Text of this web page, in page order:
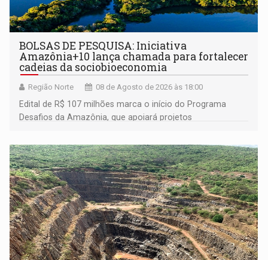
BOLSAS DE PESQUISA: Iniciativa
Amazônia+10 lança chamada para fortalecer
cadeias da sociobioeconomia
Região Norte 08 de Agosto de 2026 às 18:00
Edital de R$ 107 milhões marca o início do Programa
Desafios da Amazônia, que apoiará projetos
submissão de pré-propostas poderá ser feita até 1º de
setembro